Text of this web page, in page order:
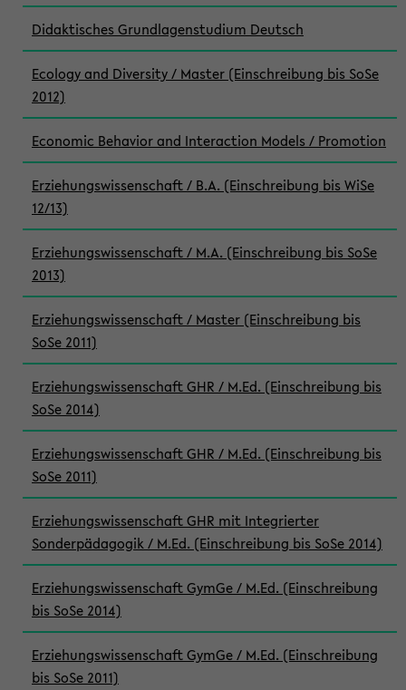
Didaktisches Grundlagenstudium Deutsch
Ecology and Diversity / Master (Einschreibung bis SoSe
2012)
Economic Behavior and Interaction Models / Promotion
Erziehungswissenschaft / B.A. (Einschreibung bis WiSe
12/13)
Erziehungswissenschaft / M.A. (Einschreibung bis SoSe
2013)
Erziehungswissenschaft / Master (Einschreibung bis
SoSe 2011)
Erziehungswissenschaft GHR / M.Ed. (Einschreibung bis
SoSe 2014)
Erziehungswissenschaft GHR / M.Ed. (Einschreibung bis
SoSe 2011)
Erziehungswissenschaft GHR mit Integrierter
Sonderpädagogik / M.Ed. (Einschreibung bis SoSe 2014)
Erziehungswissenschaft GymGe / M.Ed. (Einschreibung
bis SoSe 2014)
Erziehungswissenschaft GymGe / M.Ed. (Einschreibung
bis SoSe 2011)